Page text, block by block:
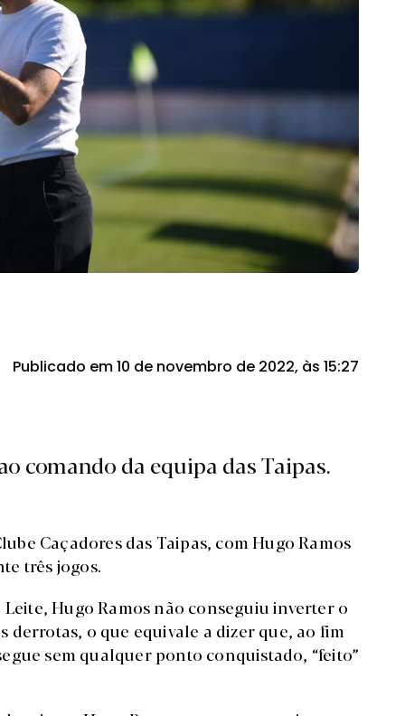
Publicado em 10 de novembro de 2022, às 15:27
comando da equipa das Taipas.
Caçadores das Taipas, com Hugo Ramos
três jogos.
Hugo Ramos não conseguiu inverter o
derrotas, o que equivale a dizer que, ao fim
sem qualquer ponto conquistado, “feito”